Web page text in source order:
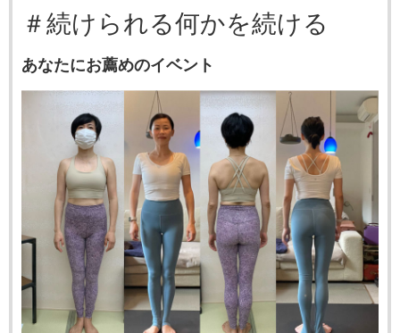
＃続けられる何かを続ける
あなたにお薦めのイベント